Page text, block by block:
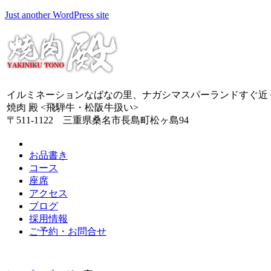
Just another WordPress site
イルミネーションなばなの里、ナガシマスパーランドすぐ近
焼肉 殿 <飛騨牛・松阪牛扱い>
〒511-1122 三重県桑名市長島町松ヶ島94
お品書き
コース
座席
アクセス
ブログ
採用情報
ご予約・お問合せ